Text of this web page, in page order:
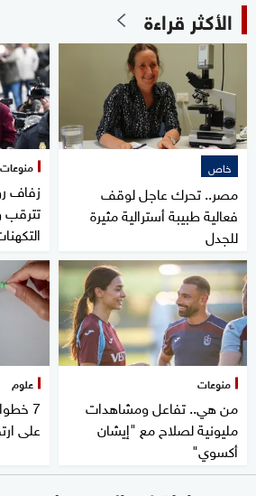
الأكثر قراءة
خاص
مصر.. تحرك عاجل لوقف
فعالية طبيبة أسترالية مثيرة
للجدل
منوعات
زفاف
تترقب
منوعات
من هي.. تفاعل ومشاهدات
مليونية لصلاح مع "إيشان
أكسوي"
علوم
7
على